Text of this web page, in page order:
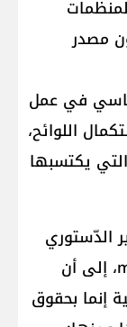
مصدر
في عمل
اللوائح،
يكتسبها
الدّستوري
الدكتور جهاد اسماعيل، عبر موقع mtv، إلى أن
إنما بحقوق